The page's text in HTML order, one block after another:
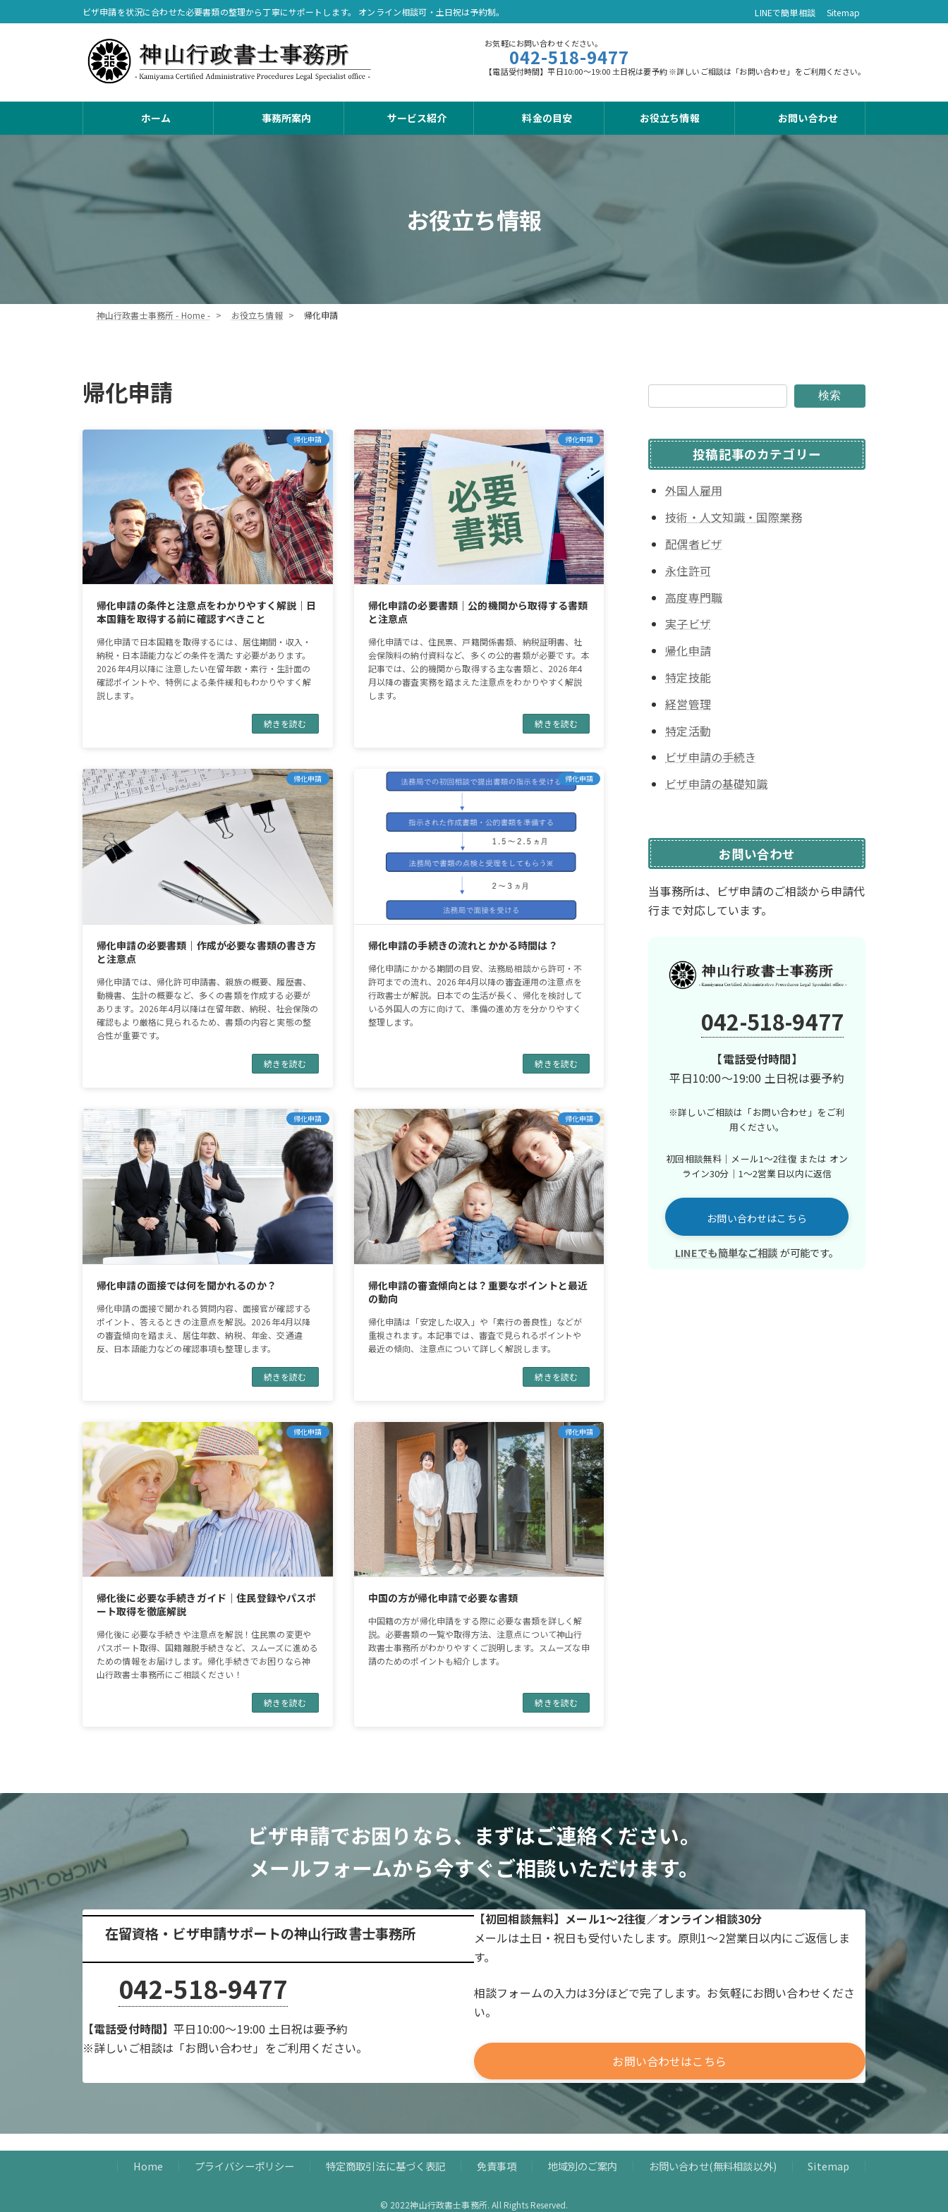
ン
キ
ビ
に
ビザ申請を状況に合わせた必要書類の整理から丁寧にサポートします。 オンライン相談可・土日祝は予約制。 LINEで簡単相談 Sitemap
お気軽にお問い合わせください。
042-518-9477
【電話受付時間】平日10:00～19:00 土日祝は要予約 ※詳しいご相談は「お問い合わせ」をご利用ください。
ホーム 事務所案内 サービス紹介 料金の目安 お役立ち情報 お問い合わせ
お役立ち情報
神山行政書士事務所 - Home - お役立ち情報 帰化申請
帰化申請
帰化申請
帰化申請の条件と注意点をわかりやすく解説｜日
本国籍を取得する前に確認すべきこと
帰化申請で日本国籍を取得するには、居住期間・収入・
納税・日本語能力などの条件を満たす必要があります。
2026年4月以降に注意したい在留年数・素行・生計面の
確認ポイントや、特例による条件緩和もわかりやすく解
説します。
続きを読む
帰化申請
帰化申請の必要書類｜公的機関から取得する書類
と注意点
帰化申請では、住民票、戸籍関係書類、納税証明書、社
会保険料の納付資料など、多くの公的書類が必要です。本
記事では、公的機関から取得する主な書類と、2026年4
月以降の審査実務を踏まえた注意点をわかりやすく解説
します。
続きを読む
帰化申請
帰化申請の必要書類｜作成が必要な書類の書き方
と注意点
帰化申請では、帰化許可申請書、親族の概要、履歴書、
動機書、生計の概要など、多くの書類を作成する必要が
あります。2026年4月以降は在留年数、納税、社会保険の
確認もより厳格に見られるため、書類の内容と実態の整
合性が重要です。
続きを読む
帰化申請
帰化申請の手続きの流れとかかる時間は？
帰化申請にかかる期間の目安、法務局相談から許可・不
許可までの流れ、2026年4月以降の審査運用の注意点を
行政書士が解説。日本での生活が長く、帰化を検討して
いる外国人の方に向けて、準備の進め方を分かりやすく
整理します。
続きを読む
帰化申請
帰化申請の面接では何を聞かれるのか？
帰化申請の面接で聞かれる質問内容、面接官が確認する
ポイント、答えるときの注意点を解説。2026年4月以降
の審査傾向を踏まえ、居住年数、納税、年金、交通違
反、日本語能力などの確認事項も整理します。
続きを読む
帰化申請
帰化申請の審査傾向とは？重要なポイントと最近
の動向
帰化申請は「安定した収入」や「素行の善良性」などが
重視されます。本記事では、審査で見られるポイントや
最近の傾向、注意点について詳しく解説します。
続きを読む
帰化申請
帰化後に必要な手続きガイド｜住民登録やパスポ
ート取得を徹底解説
帰化後に必要な手続きや注意点を解説！住民票の変更や
パスポート取得、国籍離脱手続きなど、スムーズに進める
ための情報をお届けします。帰化手続きでお困りなら神
山行政書士事務所にご相談ください！
続きを読む
帰化申請
中国の方が帰化申請で必要な書類
中国籍の方が帰化申請をする際に必要な書類を詳しく解
説。必要書類の一覧や取得方法、注意点について神山行
政書士事務所がわかりやすくご説明します。スムーズな申
請のためのポイントも紹介します。
続きを読む
検索
投稿記事のカテゴリー
外国人雇用
技術・人文知識・国際業務
配偶者ビザ
永住許可
高度専門職
実子ビザ
帰化申請
特定技能
経営管理
特定活動
ビザ申請の手続き
ビザ申請の基礎知識
お問い合わせ
当事務所は、ビザ申請のご相談から申請代
行まで対応しています。
042-518-9477
【電話受付時間】
平日10:00～19:00 土日祝は要予約
※詳しいご相談は「お問い合わせ」を ご利
用ください。
初回相談無料｜メール1〜2往復 または オン
ライン30分｜1〜2営業日以内に返信
お問い合わせはこちら
LINEでも簡単なご相談が可能です。
ビザ申請でお困りなら、まずはご連絡ください。
メールフォームから今すぐご相談いただけます。
在留資格・ビザ申請サポートの神山行政書士事務所
042-518-9477
【電話受付時間】平日10:00～19:00 土日祝は要予約
※詳しいご相談は「お問い合わせ」をご利用ください。
【初回相談無料】メール1～2往復／オンライン相談30分
メールは土日・祝日も受付いたします。原則1～2営業日以内にご返信しま
す。
相談フォームの入力は3分ほどで完了します。お気軽にお問い合わせくださ
い。
お問い合わせはこちら
Home プライバシーポリシー 特定商取引法に基づく表記 免責事項 地域別のご案内 お問い合わせ(無料相談以外) Sitemap
© 2022神山行政書士事務所. All Rights Reserved.